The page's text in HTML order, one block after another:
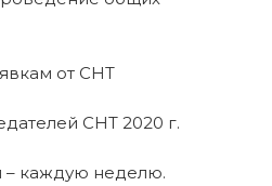
от СНТ
СНТ 2020 г.
каждую неделю.